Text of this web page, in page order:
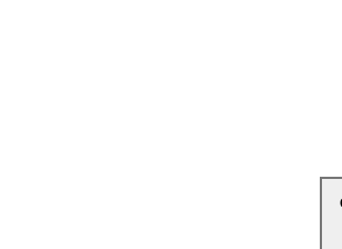
Wallbach (Switzerland)
Hard Studios, Zürich
Photos: © Dominik Plüss